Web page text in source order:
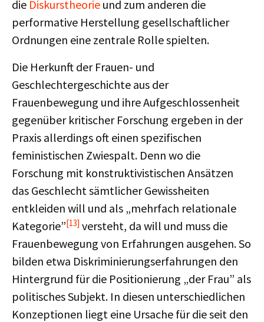
die Diskurstheorie und zum anderen die
performative Herstellung gesellschaftlicher
Ordnungen eine zentrale Rolle spielten.
Die Herkunft der Frauen- und
Geschlechtergeschichte aus der
Frauenbewegung und ihre Aufgeschlossenheit
gegenüber kritischer Forschung ergeben in der
Praxis allerdings oft einen spezifischen
feministischen Zwiespalt. Denn wo die
Forschung mit konstruktivistischen Ansätzen
das Geschlecht sämtlicher Gewissheiten
entkleiden will und als „mehrfach relationale
Kategorie”[13] versteht, da will und muss die
Frauenbewegung von Erfahrungen ausgehen. So
bilden etwa Diskriminierungserfahrungen den
Hintergrund für die Positionierung „der Frau” als
politisches Subjekt. In diesen unterschiedlichen
Konzeptionen liegt eine Ursache für die seit den